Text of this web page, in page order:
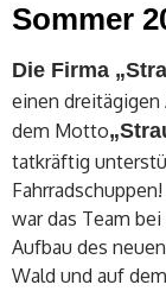
Sommer
Die Firma
einen dreitägigen
dem Motto
tatkräftig
war das Team
Aufbau des
Wald und auf